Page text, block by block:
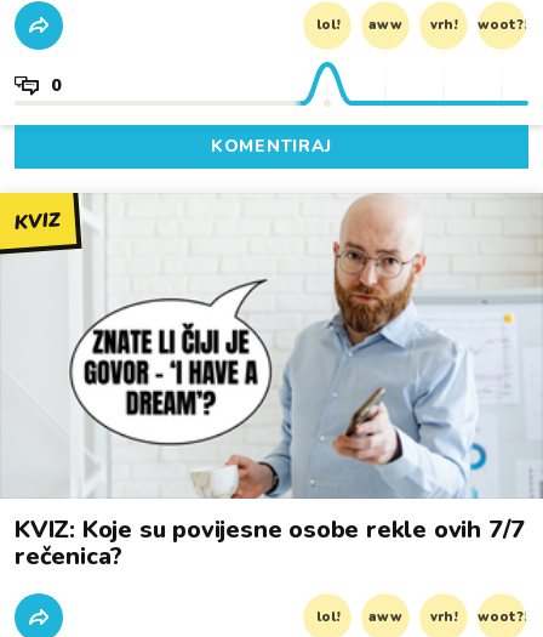
lol! aww vrh! woot?!
0
KOMENTIRAJ
KVIZ
KVIZ: Koje su povijesne osobe rekle ovih 7/7
rečenica?
lol! aww vrh! woot?!